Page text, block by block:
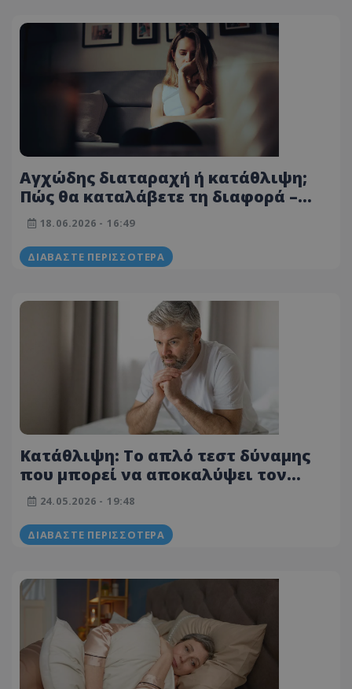
Αγχώδης διαταραχή ή κατάθλιψη;
Πώς θα καταλάβετε τη διαφορά –
Δύο ειδικοί εξηγούν
18.06.2026 - 16:49
ΔΙΑΒΆΣΤΕ ΠΕΡΙΣΣΌΤΕΡΑ
Κατάθλιψη: Το απλό τεστ δύναμης
που μπορεί να αποκαλύψει τον
κίνδυνο
24.05.2026 - 19:48
ΔΙΑΒΆΣΤΕ ΠΕΡΙΣΣΌΤΕΡΑ